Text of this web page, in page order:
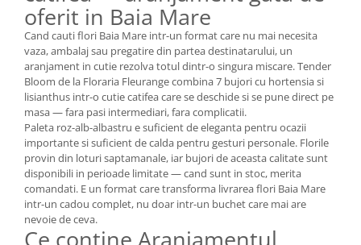
oferit in Baia Mare
Cand cauti flori Baia Mare intr-un format care nu mai necesita
vaza, ambalaj sau pregatire din partea destinatarului, un
aranjament in cutie rezolva totul dintr-o singura miscare. Tender
Bloom de la Floraria Fleurange combina 7 bujori cu hortensia si
lisianthus intr-o cutie catifea care se deschide si se pune direct pe
masa — fara pasi intermediari, fara complicatii.
Paleta roz-alb-albastru e suficient de eleganta pentru ocazii
importante si suficient de calda pentru gesturi personale. Florile
provin din loturi saptamanale, iar bujori de aceasta calitate sunt
disponibili in perioade limitate — cand sunt in stoc, merita
comandati. E un format care transforma livrarea flori Baia Mare
intr-un cadou complet, nu doar intr-un buchet care mai are
nevoie de ceva.
Ce contine Aranjamentul